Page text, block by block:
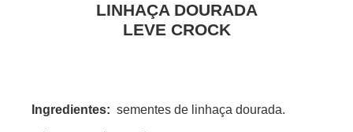
LINHAÇA DOURADA
LEVE CROCK
Ingredientes: sementes de linhaça dourada.